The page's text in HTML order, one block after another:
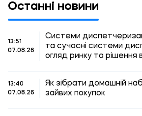
Останні новини
13:51
07.08.26
Системи
та сучасні системи
огляд ринку та рішення
13:40
07.08.26
Як зібрати домашній
зайвих покупок